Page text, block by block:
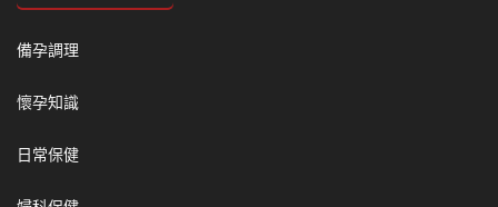
備孕調理
懷孕知識
日常保健